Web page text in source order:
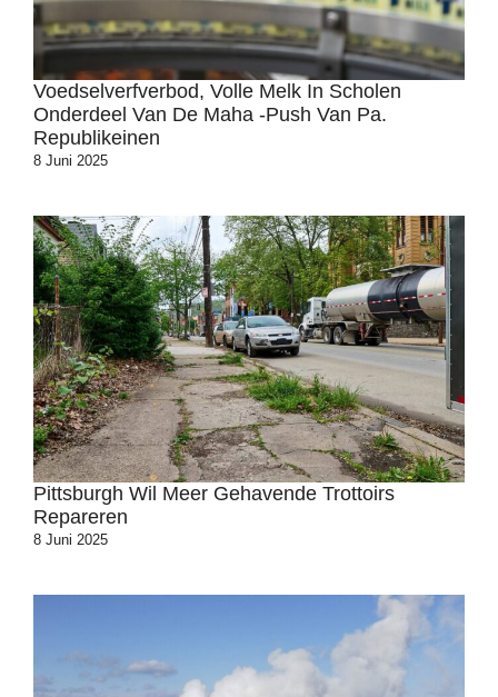
Voedselverfverbod, Volle Melk In Scholen
Onderdeel Van De Maha -push Van Pa.
Republikeinen
8 Juni 2025
Pittsburgh Wil Meer Gehavende Trottoirs
Repareren
8 Juni 2025